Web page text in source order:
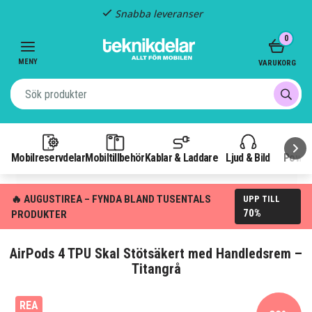
Snabba leveranser
MENY
MobilreservdelarMobiltillbehör Kablar & Laddare Ljud & Bild
0
VARUKORG
🔥 AUGUSTIREA – FYNDA BLAND TUSENTALS
PRODUKTER
UPP TILL
70%
AirPods 4 TPU Skal Stötsäkert med Handledsrem –
Titangrå
REA